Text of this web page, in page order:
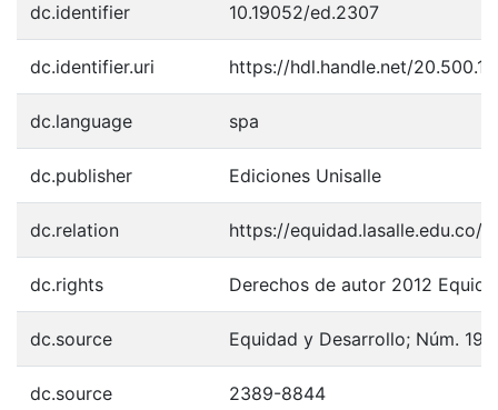
dc.identifier 10.19052/ed.2307
dc.identifier.uri https://hdl.handle.net/
dc.language spa
dc.publisher Ediciones Unisalle
dc.relation https://equidad.lasalle.edu.co/
dc.rights Derechos de autor 2012
dc.source Equidad y Desarrollo; Núm. 19
dc.source 2389-8844